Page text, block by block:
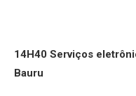
14H40 Serviços
Bauru